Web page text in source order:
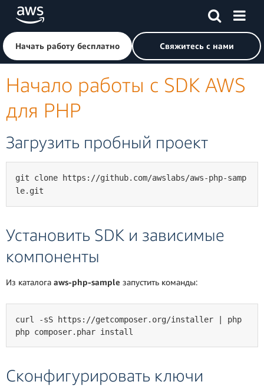
Перейти к главному контенту
Щелкните здесь, чтобы вернуться на главную страницу
Начать работу бесплатно Свяжитесь с нами
Начало работы с SDK AWS
для PHP
Загрузить пробный проект
git clone https://github.com/awslabs/aws-php-samp
le.git
Установить SDK и зависимые
компоненты
Из каталога aws-php-sample запустить команды:
curl -sS https://getcomposer.org/installer | php
php composer.phar install
Сконфигурировать ключи